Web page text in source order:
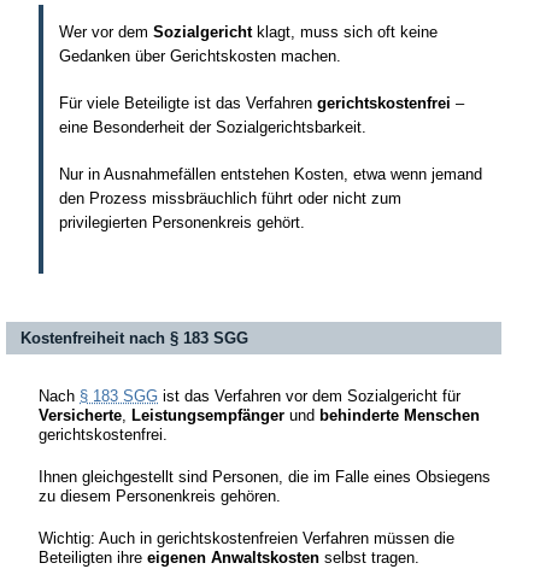
Wer vor dem Sozialgerichtklagt, muss sich oft keine
Gedanken über Gerichtskosten machen.
Für viele Beteiligte ist das Verfahren gerichtskostenfrei –
eine Besonderheit der Sozialgerichtsbarkeit.
Nur in Ausnahmefällen entstehen Kosten, etwa wenn jemand
den Prozess missbräuchlich führt oder nicht zum
privilegierten Personenkreis gehört.
Kostenfreiheit nach § 183 SGG
Nach § 183 SGG ist das Verfahren vor dem Sozialgericht für
Versicherte
Leistungsempfänger und behinderte Menschen
gerichtskostenfrei.
Ihnen gleichgestellt sind Personen, die im Falle eines Obsiegens
zu diesem Personenkreis gehören.
Wichtig: Auch in gerichtskostenfreien Verfahren müssen die
Beteiligten ihre eigenen Anwaltskosten selbst tragen.